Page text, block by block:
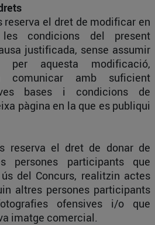
reserva el dret de modificar en
condicions del present
justificada, sense assumir
per aquesta modificació,
comunicar amb suficient
bases i condicions de
pàgina en la que es publiqui
reserva el dret de donar de
persones participants que
del Concurs, realitzin actes
altres persones participants
ofensives i/o que
imatge comercial.